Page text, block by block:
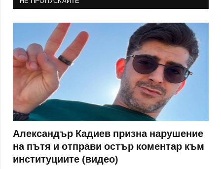
Александър Кадиев призна нарушение
на пътя и отправи остър коментар към
институциите (видео)